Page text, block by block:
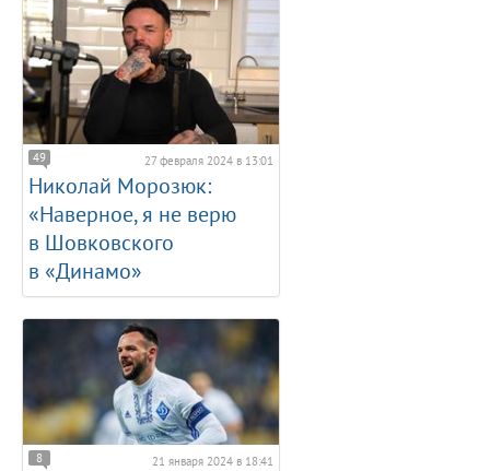
49 27 февраля 2024 в 13:01
Николай Морозюк:
«Наверное, я не верю
в Шовковского
в «Динамо»
8 21 января 2024 в 18:41